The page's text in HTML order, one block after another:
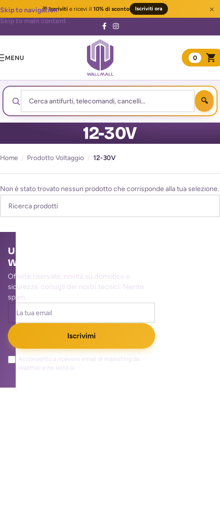
🎁Iscrivitie ricevi il 10% di sconto Iscriviti ora ×
Skip to navigation
Skip to main content
MENU 0
12-30V
Home / Prodotto Voltaggio / 12-30V
Non è stato trovato nessun prodotto che corrisponde alla tua selezione.
Unisciti alla community
WallMall
Offerte riservate, novità su domotica e
sicurezza, consigli dei nostri tecnici. Niente
spam.
Iscrivimi
Acconsento a ricevere email di marketing da
WallMall e ho letto la
.